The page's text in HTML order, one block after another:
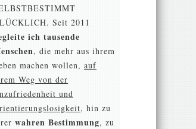
Seit 2011
ich tausende
, die mehr aus ihrem
machen wollen,auf
Weg von der
und
, hin zu
wahren Bestimmung, zu